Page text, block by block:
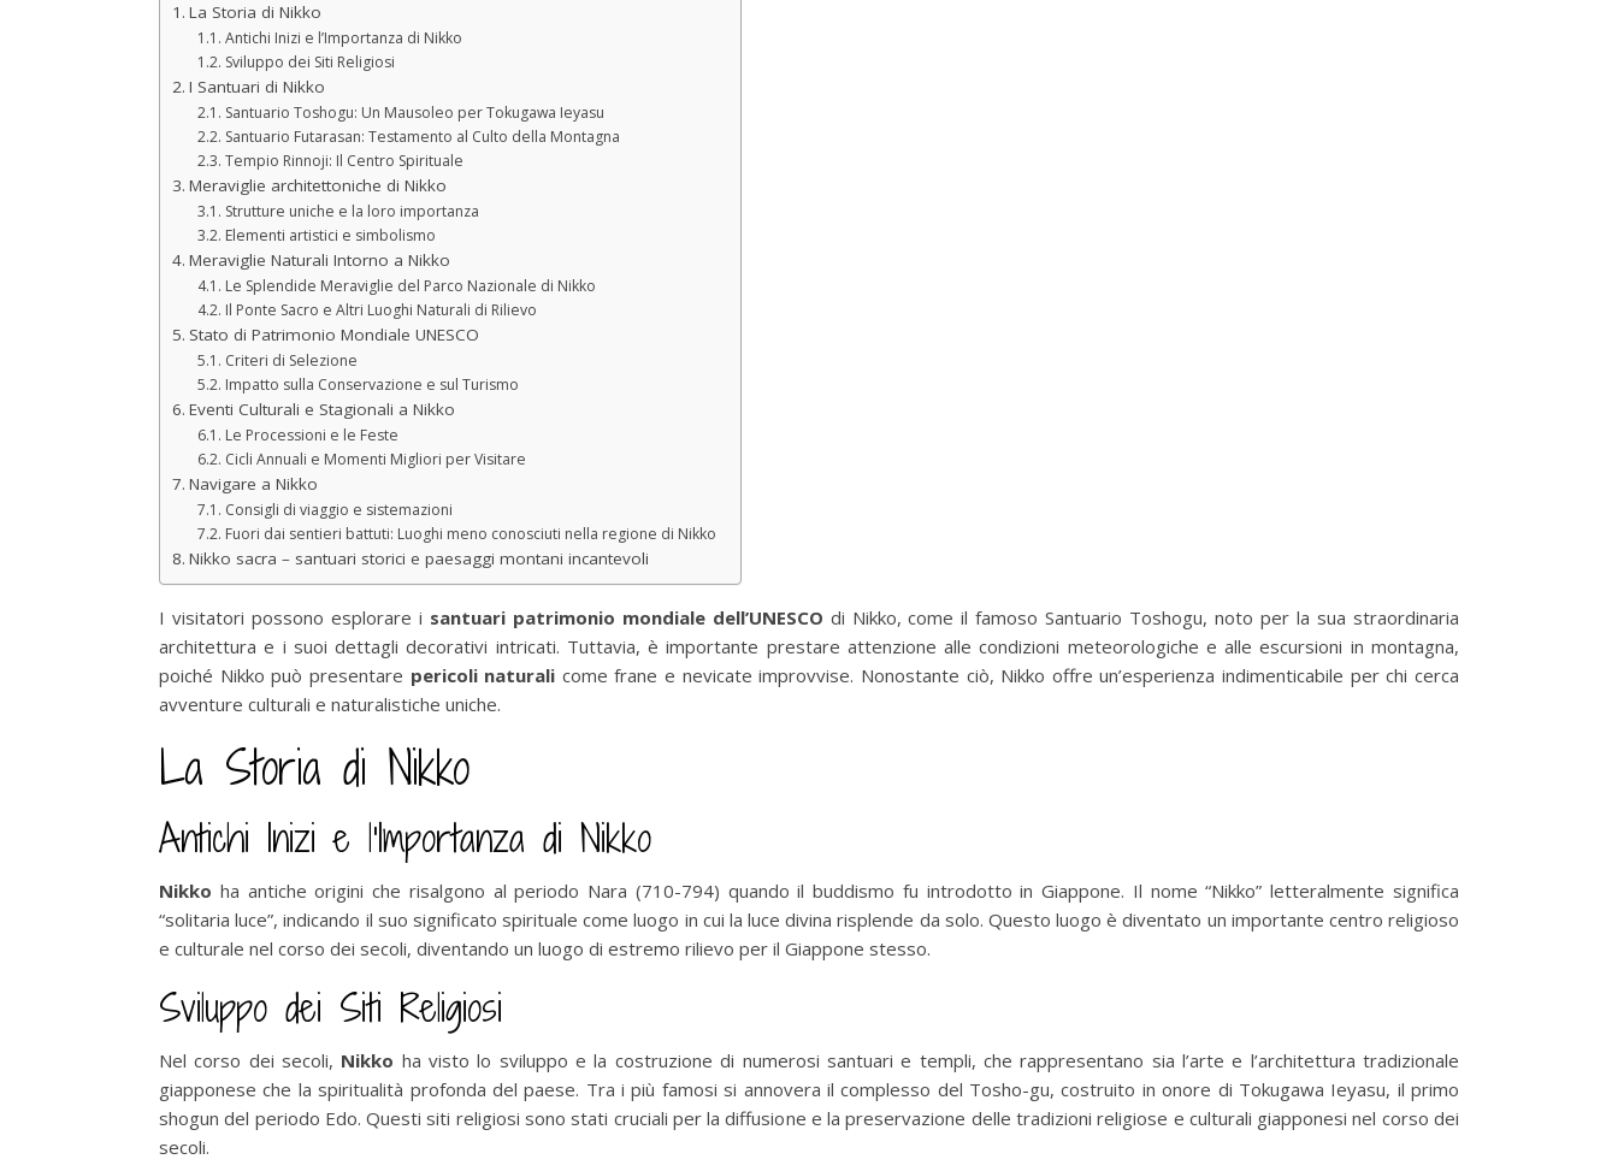
La Storia di Nikko
Antichi Inizi e l’Importanza di Nikko
Sviluppo dei Siti Religiosi
I Santuari di Nikko
Santuario Toshogu: Un Mausoleo per Tokugawa Ieyasu
Santuario Futarasan: Testamento al Culto della Montagna
Tempio Rinnoji: Il Centro Spirituale
Meraviglie architettoniche di Nikko
Strutture uniche e la loro importanza
Elementi artistici e simbolismo
Meraviglie Naturali Intorno a Nikko
Le Splendide Meraviglie del Parco Nazionale di Nikko
Il Ponte Sacro e Altri Luoghi Naturali di Rilievo
Stato di Patrimonio Mondiale UNESCO
Criteri di Selezione
Impatto sulla Conservazione e sul Turismo
Eventi Culturali e Stagionali a Nikko
Le Processioni e le Feste
Cicli Annuali e Momenti Migliori per Visitare
Navigare a Nikko
Consigli di viaggio e sistemazioni
Fuori dai sentieri battuti: Luoghi meno conosciuti nella regione di Nikko
Nikko sacra – santuari storici e paesaggi montani incantevoli
I visitatori possono esplorare i santuari patrimonio mondiale dell’UNESCO di Nikko, come il famoso Santuario Toshogu, noto per la sua straordinaria
architettura e i suoi dettagli decorativi intricati. Tuttavia, è importante prestare attenzione alle condizioni meteorologiche e alle escursioni in montagna,
poiché Nikko può presentare pericoli naturali come frane e nevicate improvvise. Nonostante ciò, Nikko offre un’esperienza indimenticabile per chi cerca
avventure culturali e naturalistiche uniche.
La Storia di Nikko
Antichi Inizi e l’Importanza di Nikko
Nikko ha antiche origini che risalgono al periodo Nara (710-794) quando il buddismo fu introdotto in Giappone. Il nome “Nikko” letteralmente significa
“solitaria luce”, indicando il suo significato spirituale come luogo in cui la luce divina risplende da solo. Questo luogo è diventato un importante centro religioso
e culturale nel corso dei secoli, diventando un luogo di estremo rilievo per il Giappone stesso.
Sviluppo dei Siti Religiosi
Nel corso dei secoli, Nikko ha visto lo sviluppo e la costruzione di numerosi santuari e templi, che rappresentano sia l’arte e l’architettura tradizionale
giapponese che la spiritualità profonda del paese. Tra i più famosi si annovera il complesso del Tosho-gu, costruito in onore di Tokugawa Ieyasu, il primo
shogun del periodo Edo. Questi siti religiosi sono stati cruciali per la diffusione e la preservazione delle tradizioni religiose e culturali giapponesi nel corso dei
secoli.